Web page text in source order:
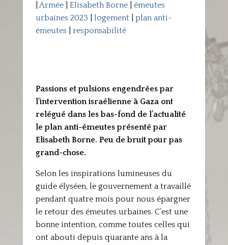
|Armée| Elisabeth Borne| émeutes
urbaines 2023
logement| plan anti-
émeutes| responsabilité
Passions et pulsions engendrées par
l’intervention israélienne à Gaza ont
relégué dans les bas-fond de l’actualité
le plan anti-émeutes présenté par
Elisabeth Borne. Peu de bruit pour pas
grand-chose.
Selon les inspirations lumineuses du
guide élyséen, le gouvernement a travaillé
pendant quatre mois pour nous épargner
le retour des émeutes urbaines. C’est une
bonne intention, comme toutes celles qui
ont abouti depuis quarante ans à la